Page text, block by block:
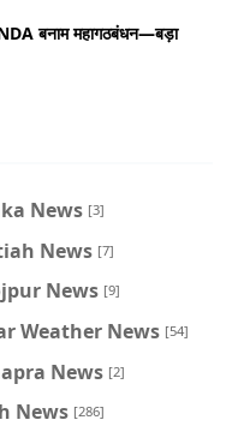
बनाम महागठबंधन—बड़ा
News [3]
News [7]
News [9]
Weather News [54]
News [2]
News [286]